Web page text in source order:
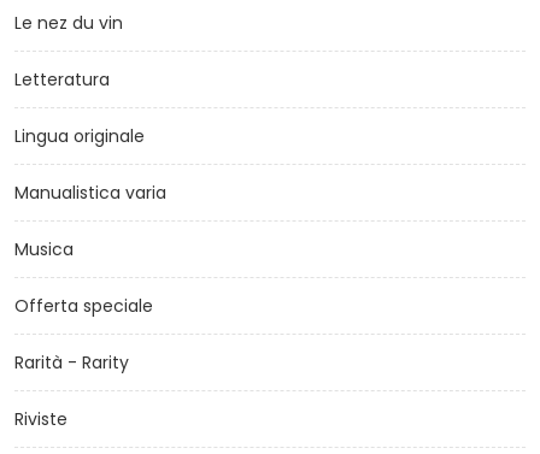
Le nez du vin
Letteratura
Lingua originale
Manualistica varia
Musica
Offerta speciale
Rarità - Rarity
Riviste